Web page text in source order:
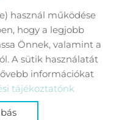
fenntartva
tájékoztató
kezelése
használ működése
hogy a legjobb
Önnek, valamint a
A sütik használatát
információkat
tájékoztatónk